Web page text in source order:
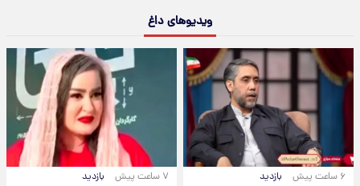
ویدیوهای داغ
۶ ساعت پیش بازدید ۷ ساعت پیش بازدید